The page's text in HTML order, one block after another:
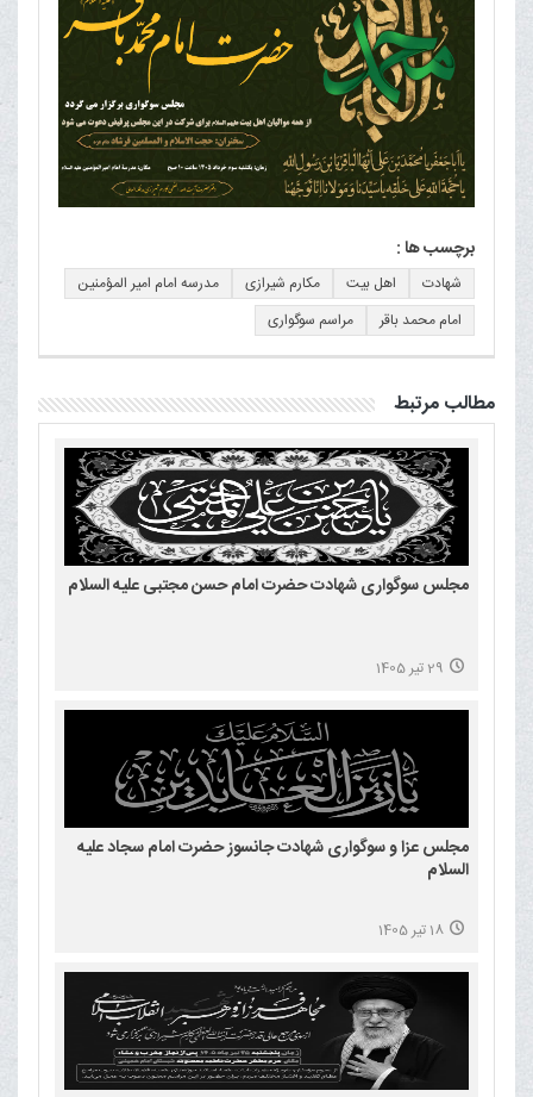
برچسب ها :
شهادت اهل بیت مکارم شیرازی
مدرسه امام امیر المؤمنین
امام محمد باقر
مراسم سوگواری
مطالب مرتبط
مجلس سوگواری شهادت حضرت امام حسن مجتبی علیه السلام
29 تیر 1405
مجلس عزا و سوگواری شهادت جانسوز حضرت امام سجاد علیه
السلام
18 تیر 1405